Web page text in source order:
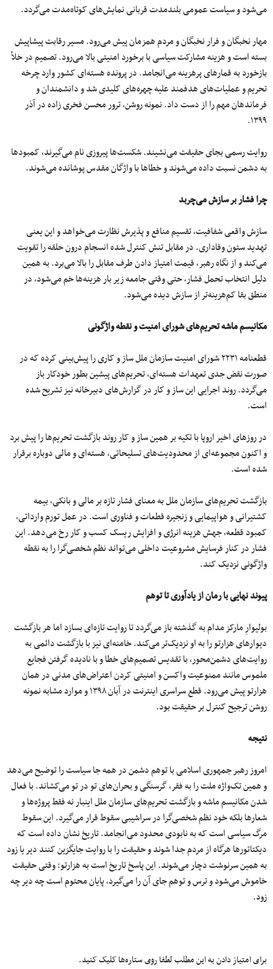
می‌شود و سیاست عمومی‌ بلندمدت قربانی نمایش‌های کوتاه‌مدت می‌گردد.
مهار نخبگان و فرار نخبگان و مردم همزمان پیش می‌رود. مسیر رقابت پیشاپیش
بسته است و هزینه مشارکت سیاسی با برخورد امنیتی بالا می‌رود. تصمیم در خلأ
بازخورد به قمارهای پرهزینه می‌انجامد. در پرونده هسته‌ای کشور وارد چرخه
تحریم و عملیات‌های هدفمند علیه چهره‌های کلیدی شد و دانشمندان و
فرماندهان مهم را از دست داد. نمونه روشن، ترور محسن فخری زاده در آذر
۱۳۹۹.
روایت رسمی‌ بجای حقیقت می‌نشیند. شکست‌ها پیروزی نام می‌گیرند، کمبودها
به دشمن نسبت داده می‌شوند و خطاها با واژگان مقدس پوشانده می‌شوند.
چرا فشار بر سازش می‌چربد
سازش واقعی شفافیت، تقسیم منافع و پذیرش نظارت می‌خواهد و این یعنی
تهدید ستون وفاداری. در مقابل تنش کنترل شده انسجام درون حلقه را تقویت
می‌کند و از نگاه رهبر، قیمت امتیاز دادن طرف مقابل را بالا می‌برد. به همین
دلیل انتخاب تحمل فشار، حتی وقتی جامعه زیر بار هزینه‌ها خم می‌شود، در
منطق بقا کم‌هزینه‌تر از سازش دیده می‌شود.
مکانیسم ماشه تحریم‌های شورای امنیت و نقطه واژگونی
قطعنامه ۲۲۳۱ شورای امنیت سازمان ملل ساز و کاری را پیش‌بینی کرده که در
صورت نقض جدی تعهدات هسته‌ای، تحریم‌های پیشین بطور خودکار باز
می‌گردد. روند اجرایی این ساز و کار در گزارش‌های دبیرخانه نیز تشریح شده
است.
در روزهای اخیر اروپا با تکیه بر همین ساز و کار روند بازگشت تحریم‌ها را پیش برد
و اکنون مجموعه‌ای از محدودیت‌های تسلیحاتی، هسته‌ای و مالی دوباره برقرار
شده است.
بازگشت تحریم‌های سازمان ملل به معنای فشار تازه بر مالی و بانکی، بیمه
کشتیرانی و هواپیمایی و زنجیره قطعات و فناوری است. در عمل تورم وارداتی،
کمبود قطعه، جهش هزینه انرژی و افزایش ریسک کسب و کار رخ می‌دهد. این
فشار در کنار فرسایش مشروعیت داخلی می‌تواند نظم شخصی‌گرا را به نقطه
واژگونی نزدیک کند.
پیوند نهایی با رمان از یادآوری تا توهم
بولیوارِ مارکز مدام به گذشته باز می‌گردد تا روایت تازه‌ای بسازد اما هر بازگشت
دیوارهای هزارتو را به او نزدیک‌تر می‌کند. خامنه‌ای نیز با بازگشت دائمی‌ به
روایت‌های دشمن‌محور، با تقدیس تصمیم‌های خطا و با نادیده گرفتن فجایع
ملموس مانند ممنوعیت واکسن و امنیتی کردن اعتراض‌های مدنی در همان
هزارتو پیش می‌رود. قطع سراسری اینترنت در آبان ۱۳۹۸ و موارد مشابه نمونه
روشن ترجیح کنترل بر حقیقت بود.
نتیجه
امروز رهبر جمهوری اسلامی با توهم دشمن در همه جا سیاست را توضیح می‌دهد
و همین تک‌واژه ملت را به فقر، گرسنگی و بحران‌های تو در تو می‌کشاند. با فعال
شدن مکانیسم ماشه و بازگشت تحریم‌های سازمان ملل اینبار نه فقط پروژه‌ها و
شعارها بلکه خود نظم شخصی‌گرا در سراشیبی سقوط قرار می‌گیرد. این سقوط
مرگ سیاسی است که به نابودی محدود می‌انجامد. تاریخ نشان داده است که
دیکتاتورها هرگاه از مردم جدا شوند و حقیقت را با روایت جایگزین کنند دیر یا زود
به همین سرنوشت دچار می‌شوند. این پاسخ تاریخ است به هزارتو: وقتی حقیقت
خاموش می‌شود و ترس و توهم جای آن را می‌گیرد، پایان محتوم است چه دیر چه
زود.
برای امتیاز دادن به این مطلب لطفا روی ستاره‌ها کلیک کنید.